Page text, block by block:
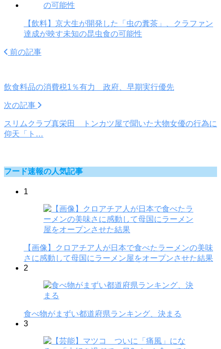
【飲料】京大生が開発した「虫の糞茶」、クラファン
達成が映す未知の昆虫食の可能性
前の記事
飲食料品の消費税1％有力 政府、早期実行優先
次の記事
スリムクラブ真栄田 トンカツ屋で聞いた大物女優の行為に
仰天「ト…
フード速報の人気記事
1
【画像】クロアチア人が日本で食べたラーメンの美味
さに感動して母国にラーメン屋をオープンさせた結果
2
食べ物がまずい都道府県ランキング、決まる
3